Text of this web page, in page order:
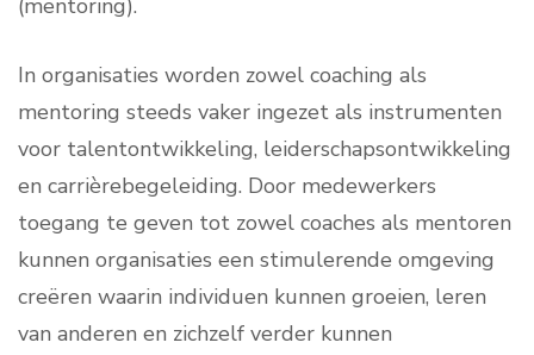
(mentoring).
In organisaties worden zowel coaching als
mentoring steeds vaker ingezet als instrumenten
voor talentontwikkeling, leiderschapsontwikkeling
en carrièrebegeleiding. Door medewerkers
toegang te geven tot zowel coaches als mentoren
kunnen organisaties een stimulerende omgeving
creëren waarin individuen kunnen groeien, leren
van anderen en zichzelf verder kunnen